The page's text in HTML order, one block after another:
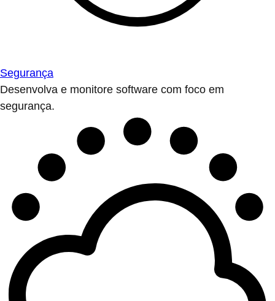
Segurança
Desenvolva e monitore software com foco em
segurança.